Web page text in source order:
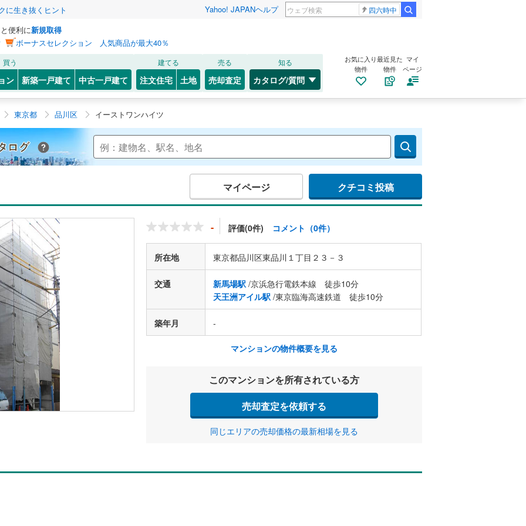
生き抜くヒント Yahoo! JAPANヘルプ 四六時中
便利に新規取得
ボーナスセレクション 人気商品が最大40％
買う
ン 新築一戸建て 中古一戸建て
建てる
注文住宅 土地
売る
売却査定
知る
カタログ/質問
お気に入り
物件
最近見た
物件
マイ
ページ
東京都 品川区 イーストワンハイツ
Yahoo!不動産 マンションカタログ
マイページ クチコミ投稿
- 評価(0件) コメント（0件）
所在地 東京都品川区東品川１丁目２３－３
交通 新馬場駅 /京浜急行電鉄本線 徒歩10分
天王洲アイル駅 /東京臨海高速鉄道 徒歩10分
築年月 -
マンションの物件概要を見る
このマンションを所有されている方
売却査定を依頼する
同じエリアの売却価格の最新相場を見る